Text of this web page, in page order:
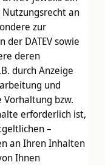
an
zur
der DATEV sowie
deren
durch Anzeige
und
bzw.
erforderlich ist,
–
an Ihren Inhalten
Ihnen